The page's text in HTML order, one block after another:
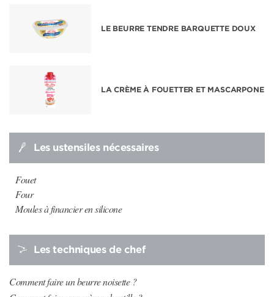
LE BEURRE TENDRE BARQUETTE DOUX
LA CRÈME À FOUETTER ET MASCARPONE
Les ustensiles nécessaires
Fouet
Four
Moules à financier en silicone
Les techniques de chef
Comment faire un beurre noisette ?